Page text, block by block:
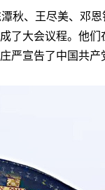
秋、王尽美、邓
了大会议程。他
严宣告了中国共产